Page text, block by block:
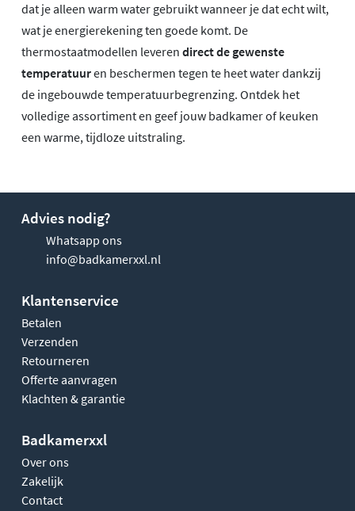
dat je alleen warm water gebruikt wanneer je dat echt wilt,
wat je energierekening ten goede komt. De
thermostaatmodellen leveren direct de gewenste
temperatuuren beschermen tegen te heet water dankzij
de ingebouwde temperatuurbegrenzing. Ontdek het
volledige assortiment en geef jouw badkamer of keuken
een warme, tijdloze uitstraling.
Advies nodig?
Whatsapp ons
info@badkamerxxl.nl
Klantenservice
Betalen
Verzenden
Retourneren
Offerte aanvragen
Klachten & garantie
Badkamerxxl
Over ons
Zakelijk
Contact